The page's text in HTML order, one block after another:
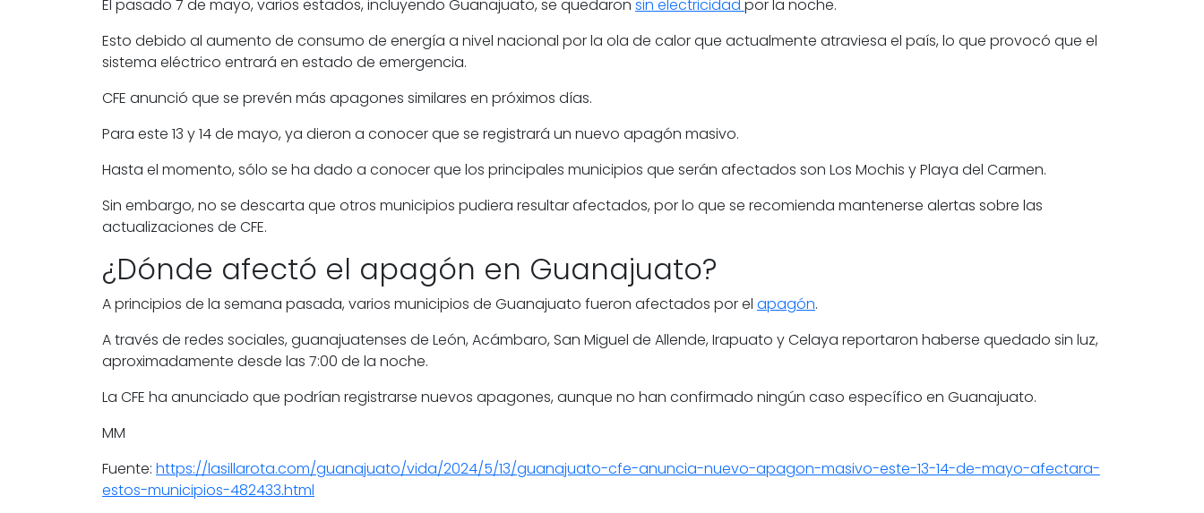
El pasado 7 de mayo, varios estados, incluyendo Guanajuato, se quedaron sin electricidad por la noche.
Esto debido al aumento de consumo de energía a nivel nacional por la ola de calor que actualmente atraviesa el país, lo que provocó que el
sistema eléctrico entrará en estado de emergencia.
CFE anunció que se prevén más apagones similares en próximos días.
Para este 13 y 14 de mayo, ya dieron a conocer que se registrará un nuevo apagón masivo.
Hasta el momento, sólo se ha dado a conocer que los principales municipios que serán afectados son Los Mochis yPlaya del Carmen.
Sin embargo, no se descarta que otros municipios pudiera resultar afectados, por lo que se recomienda mantenerse alertas sobre las
actualizaciones de CFE.
¿Dónde afectó el apagón en Guanajuato?
A principios de la semana pasada, varios municipios de Guanajuato fueron afectados por el apagón.
A través de redes sociales, guanajuatenses de León, Acámbaro, San Miguel de Allende, Irapuato y Celaya reportaron haberse quedado sin luz,
aproximadamente desde las 7:00 de la noche.
La CFE ha anunciado que podrían registrarse nuevos apagones, aunque no han confirmado ningún caso específico en Guanajuato.
MM
Fuente: https://lasillarota.com/guanajuato/vida/2024/5/13/guanajuato-cfe-anuncia-nuevo-apagon-masivo-este-13-14-de-mayo-afectara-
estos-municipios-482433.html